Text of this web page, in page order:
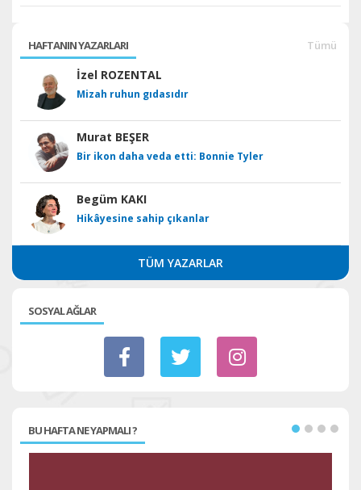
HAFTANIN YAZARLARI Tümü
İzel ROZENTAL
Mizah ruhun gıdasıdır
Murat BEŞER
Bir ikon daha veda etti: Bonnie Tyler
Begüm KAKI
Hikâyesine sahip çıkanlar
TÜM YAZARLAR
SOSYAL AĞLAR
BU HAFTA NE YAPMALI ?